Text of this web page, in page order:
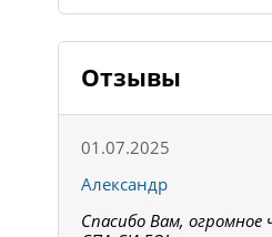
Отзывы
01.07.2025
Александр
Спасибо Вам, огромное